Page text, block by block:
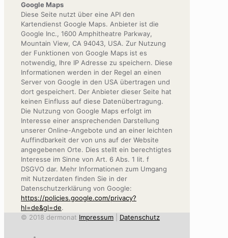
Google Maps
Diese Seite nutzt über eine API den
Kartendienst Google Maps. Anbieter ist die
Google Inc., 1600 Amphitheatre Parkway,
Mountain View, CA 94043, USA. Zur Nutzung
der Funktionen von Google Maps ist es
notwendig, Ihre IP Adresse zu speichern. Diese
Informationen werden in der Regel an einen
Server von Google in den USA übertragen und
dort gespeichert. Der Anbieter dieser Seite hat
keinen Einfluss auf diese Datenübertragung.
Die Nutzung von Google Maps erfolgt im
Interesse einer ansprechenden Darstellung
unserer Online-Angebote und an einer leichten
Auffindbarkeit der von uns auf der Website
angegebenen Orte. Dies stellt ein berechtigtes
Interesse im Sinne von Art. 6 Abs. 1 lit. f
DSGVO dar. Mehr Informationen zum Umgang
mit Nutzerdaten finden Sie in der
Datenschutzerklärung von Google:
https://policies.google.com/privacy?
hl=de&gl=de.
© 2018 dermonat Impressum Datenschutz